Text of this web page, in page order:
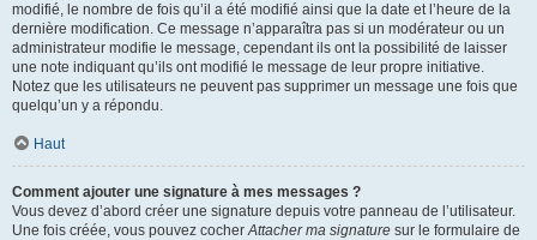
modifié, le nombre de fois qu’il a été modifié ainsi que la date et l’heure de la
dernière modification. Ce message n’apparaîtra pas si un modérateur ou un
administrateur modifie le message, cependant ils ont la possibilité de laisser
une note indiquant qu’ils ont modifié le message de leur propre initiative.
Notez que les utilisateurs ne peuvent pas supprimer un message une fois que
quelqu’un y a répondu.
Haut
Comment ajouter une signature à mes messages ?
Vous devez d’abord créer une signature depuis votre panneau de l’utilisateur.
Une fois créée, vous pouvez cocherAttacher ma signature sur le formulaire de